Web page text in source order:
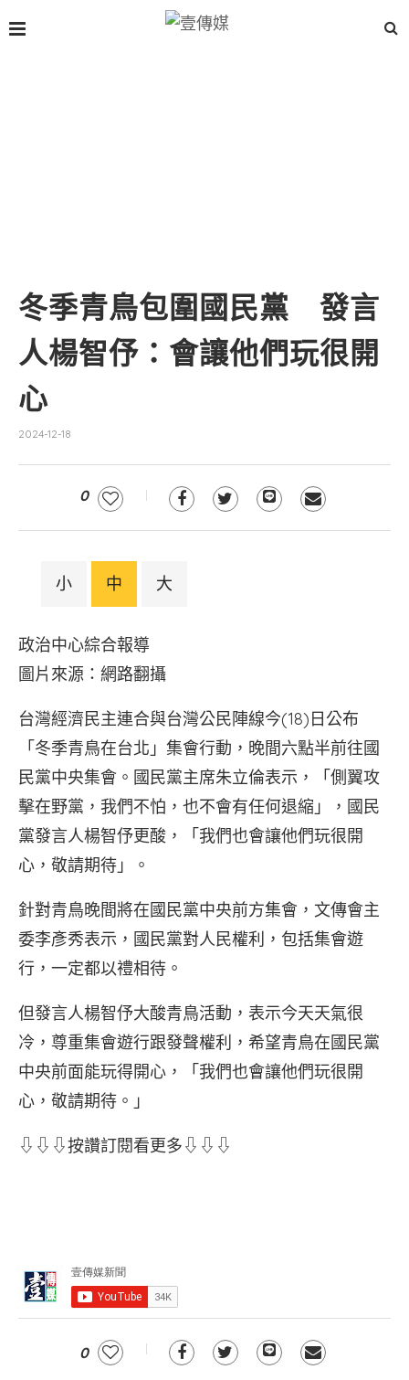
冬季青鳥包圍國民黨 發言
人楊智伃：會讓他們玩很開
心
2024-12-18
0
小 中 大
政治中心綜合報導
圖片來源：網路翻攝
台灣經濟民主連合與台灣公民陣線今(18)日公布
「冬季青鳥在台北」集會行動，晚間六點半前往國
民黨中央集會。國民黨主席朱立倫表示，「側翼攻
擊在野黨，我們不怕，也不會有任何退縮」，國民
黨發言人楊智伃更酸，「我們也會讓他們玩很開
心，敬請期待」。
針對青鳥晚間將在國民黨中央前方集會，文傳會主
委李彥秀表示，國民黨對人民權利，包括集會遊
行，一定都以禮相待。
但發言人楊智伃大酸青鳥活動，表示今天天氣很
冷，尊重集會遊行跟發聲權利，希望青鳥在國民黨
中央前面能玩得開心，「我們也會讓他們玩很開
心，敬請期待。」
⇩⇩⇩按讚訂閱看更多⇩⇩⇩
0